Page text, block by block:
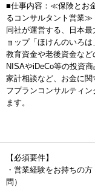
■仕事内容：≪保険とお
るコンサルタント営業≫
同社が運営する、日本
ョップ「ほけんのいろは
教育資金や老後資金など
NISAやiDeCo等の投資商
家計相談など、お金に関
フプランコンサルティン
ます。
【必須要件】
・営業経験をお持ちの
問）